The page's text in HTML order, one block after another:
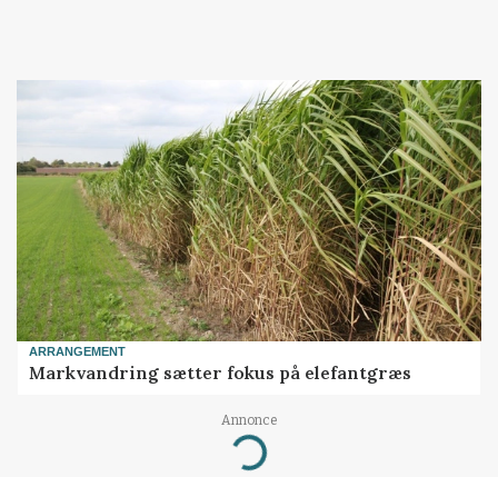
ARRANGEMENT
Markvandring sætter fokus på elefantgræs
Annonce